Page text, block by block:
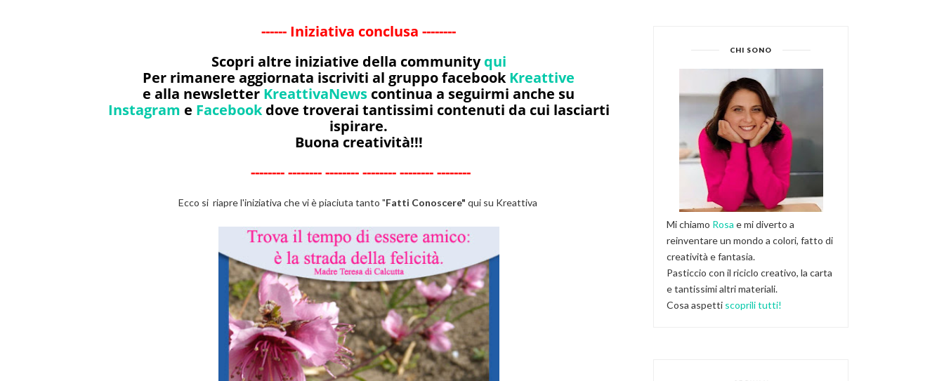
------ Iniziativa conclusa --------
Scopri altre iniziative della communityqui
Per rimanere aggiornata iscriviti al gruppo facebookKreattive
e alla newsletter KreattivaNews continua a seguirmi anche su
Instagram e Facebookdove troverai tantissimi contenuti da cui lasciarti
ispirare.
Buona creatività!!!
------------------------------------------------
Ecco si riapre l'iniziativa che vi è piaciuta tanto "Fatti Conoscere" qui su Kreattiva
CHI SONO
Mi chiamo Rosa e mi diverto a
reinventare un mondo a colori, fatto di
creatività e fantasia.
Pasticcio con il riciclo creativo, la carta
e tantissimi altri materiali.
Cosa aspetti scoprili tutti!